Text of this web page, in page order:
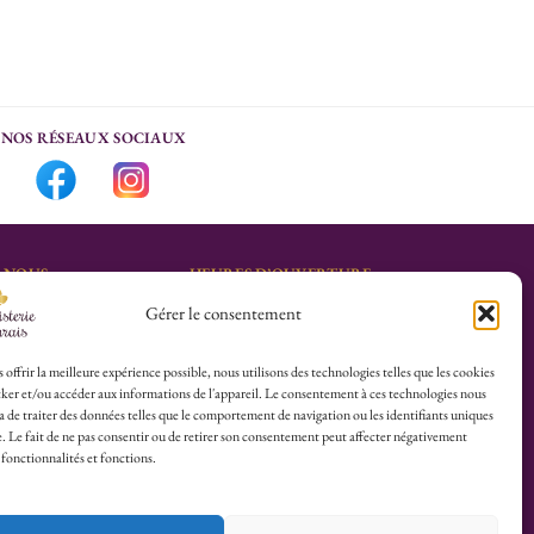
Gérer le consentement
offrir la meilleure expérience possible, nous utilisons des technologies telles que les cookies
et/ou accéder aux informations de l'appareil. Le consentement à ces technologies nous
de traiter des données telles que le comportement de navigation ou les identifiants uniques
Le fait de ne pas consentir ou de retirer son consentement peut affecter négativement
fonctionnalités et fonctions.
NOS RÉSEAUX SOCIAUX
:
Calvaire
HEURES D’OUVERTURE
Lu-Sa : 10h30/13h30 –
Dim (Oct à Mai) : 12h/17h30